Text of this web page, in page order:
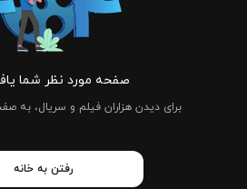
صفحه مورد نظر شما
برای دیدن هزاران فیلم و سریال، به
رفتن به خانه